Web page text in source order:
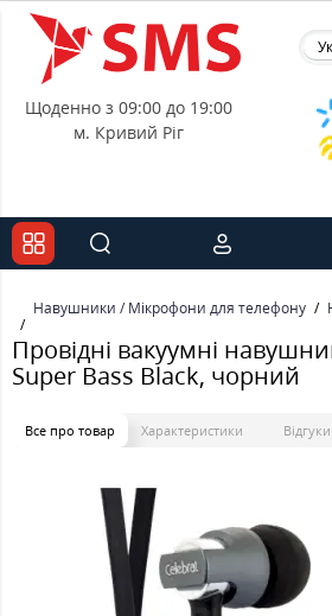
Щоденно з 09:00 до 19:00
м. Кривий Ріг
Навушники / Мікрофони для телефону
Провідні вакуумні
Super Bass Black, чорний
Все про товар Характеристики Відгуки